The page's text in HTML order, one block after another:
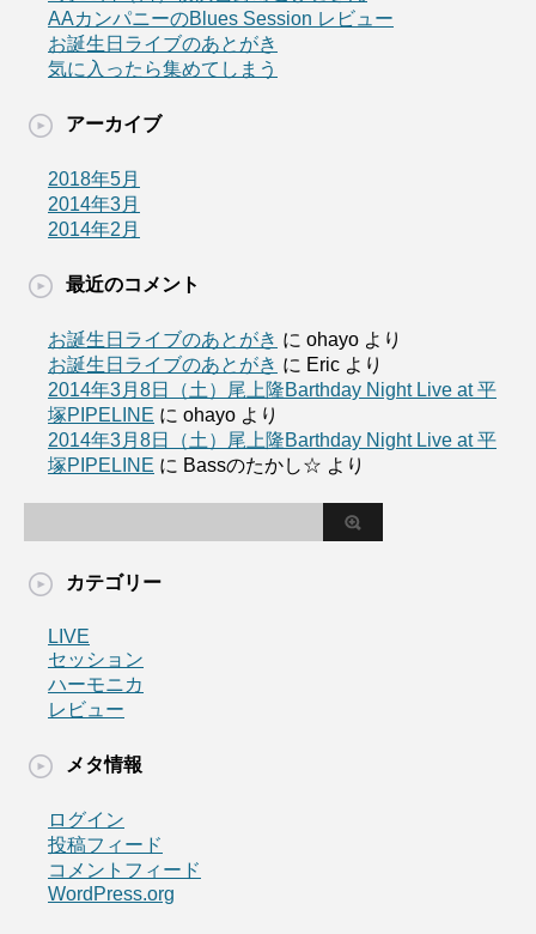
AAカンパニーのBlues Session レビュー
お誕生日ライブのあとがき
気に入ったら集めてしまう
アーカイブ
2018年5月
2014年3月
2014年2月
最近のコメント
お誕生日ライブのあとがき に ohayo より
お誕生日ライブのあとがき に Eric より
2014年3月8日（土）尾上隆Barthday Night Live at 平
塚PIPELINE に ohayo より
2014年3月8日（土）尾上隆Barthday Night Live at 平
塚PIPELINE に Bassのたかし☆ より
カテゴリー
LIVE
セッション
ハーモニカ
レビュー
メタ情報
ログイン
投稿フィード
コメントフィード
WordPress.org